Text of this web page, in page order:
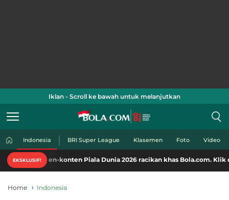
Iklan - Scroll ke bawah untuk melanjutkan
Indonesia BRI Super League Klasemen Foto Video
EKSKLUSIF!
konten Piala Dunia 2026 racikan khas Bola.com. Klik di sini!
Home Indonesia